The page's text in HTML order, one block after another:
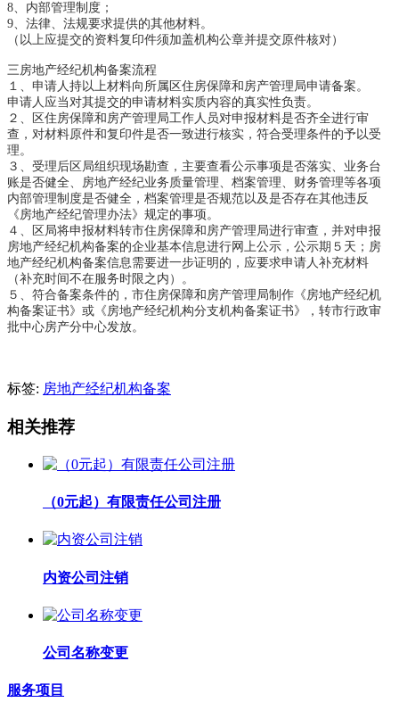
8、内部管理制度；
9、法律、法规要求提供的其他材料。
（以上应提交的资料复印件须加盖机构公章并提交原件核对）
三房地产经纪机构备案流程
１、申请人持以上材料向所属区住房保障和房产管理局申请备案。
申请人应当对其提交的申请材料实质内容的真实性负责。
２、区住房保障和房产管理局工作人员对申报材料是否齐全进行审
查，对材料原件和复印件是否一致进行核实，符合受理条件的予以受
理。
３、受理后区局组织现场勘查，主要查看公示事项是否落实、业务台
账是否健全、房地产经纪业务质量管理、档案管理、财务管理等各项
内部管理制度是否健全，档案管理是否规范以及是否存在其他违反
《房地产经纪管理办法》规定的事项。
４、区局将申报材料转市住房保障和房产管理局进行审查，并对申报
房地产经纪机构备案的企业基本信息进行网上公示，公示期５天；房
地产经纪机构备案信息需要进一步证明的，应要求申请人补充材料
（补充时间不在服务时限之内）。
５、符合备案条件的，市住房保障和房产管理局制作《房地产经纪机
构备案证书》或《房地产经纪机构分支机构备案证书》，转市行政审
批中心房产分中心发放。
标签: 房地产经纪机构备案
相关推荐
（0元起）有限责任公司注册
内资公司注销
公司名称变更
服务项目